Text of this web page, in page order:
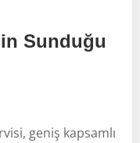
Sunduğu
geniş kapsamlı